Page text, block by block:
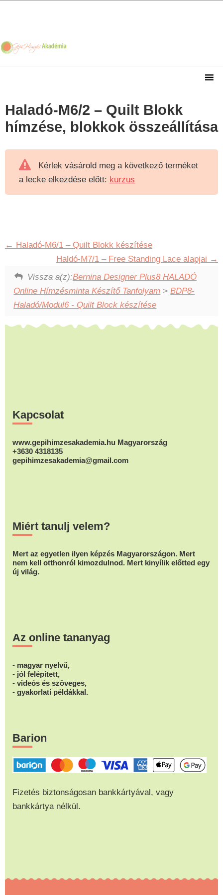
navigation
content
sidebar
Haladó-M6/2 – Quilt Blokk
hímzése, blokkok összeállítása
Kérlek vásárold meg a következő terméket
a lecke elkezdése előtt: kurzus
Haladó-M6/1 – Quilt Blokk készítése
Haldó-M7/1 – Free Standing Lace alapjai
Vissza a(z):Bernina Designer Plus8 HALADÓ
Online Hímzésminta Készítő Tanfolyam >BDP8-
Haladó/Modul6 - Quilt Block készítése
Kapcsolat
www.gepihimzesakademia.hu Magyarország
+3630 4318135
gepihimzesakademia@gmail.com
Miért tanulj velem?
Mert az egyetlen ilyen képzés Magyarországon. Mert
nem kell otthonról kimozdulnod. Mert kinyílik előtted egy
új világ.
Az online tananyag
- magyar nyelvű,
- jól felépített,
- videós és szöveges,
- gyakorlati példákkal.
Barion
Fizetés biztonságosan bankkártyával, vagy
bankkártya nélkül.